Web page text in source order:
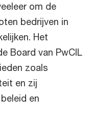
om de
bedrijven in
Het
Board van PwCIL
zoals
en zij
en